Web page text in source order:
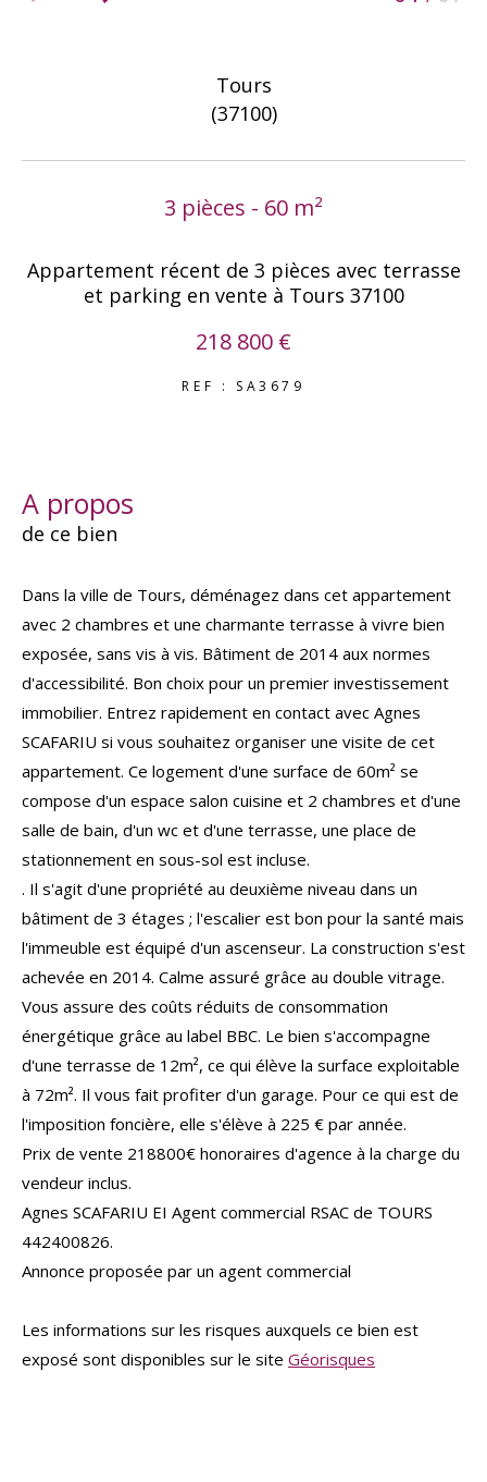
Tours
(37100)
3 pièces - 60 m²
Appartement récent de 3 pièces avec terrasse
et parking en vente à Tours 37100
218 800 €
REF : SA3679
a propos
de ce bien
Dans la ville de Tours, déménagez dans cet appartement
avec 2 chambres et une charmante terrasse à vivre bien
exposée, sans vis à vis. Bâtiment de 2014 aux normes
d'accessibilité. Bon choix pour un premier investissement
immobilier. Entrez rapidement en contact avec Agnes
SCAFARIU si vous souhaitez organiser une visite de cet
appartement. Ce logement d'une surface de 60m² se
compose d'un espace salon cuisine et 2 chambres et d'une
salle de bain, d'un wc et d'une terrasse, une place de
stationnement en sous-sol est incluse.
. Il s'agit d'une propriété au deuxième niveau dans un
bâtiment de 3 étages ; l'escalier est bon pour la santé mais
l'immeuble est équipé d'un ascenseur. La construction s'est
achevée en 2014. Calme assuré grâce au double vitrage.
Vous assure des coûts réduits de consommation
énergétique grâce au label BBC. Le bien s'accompagne
d'une terrasse de 12m², ce qui élève la surface exploitable
à 72m². Il vous fait profiter d'un garage. Pour ce qui est de
l'imposition foncière, elle s'élève à 225 € par année.
Prix de vente 218800€ honoraires d'agence à la charge du
vendeur inclus.
Agnes SCAFARIU EI Agent commercial RSAC de TOURS
442400826.
Annonce proposée par un agent commercial
Les informations sur les risques auxquels ce bien est
exposé sont disponibles sur le site Géorisques
NOUVEAUTÉS